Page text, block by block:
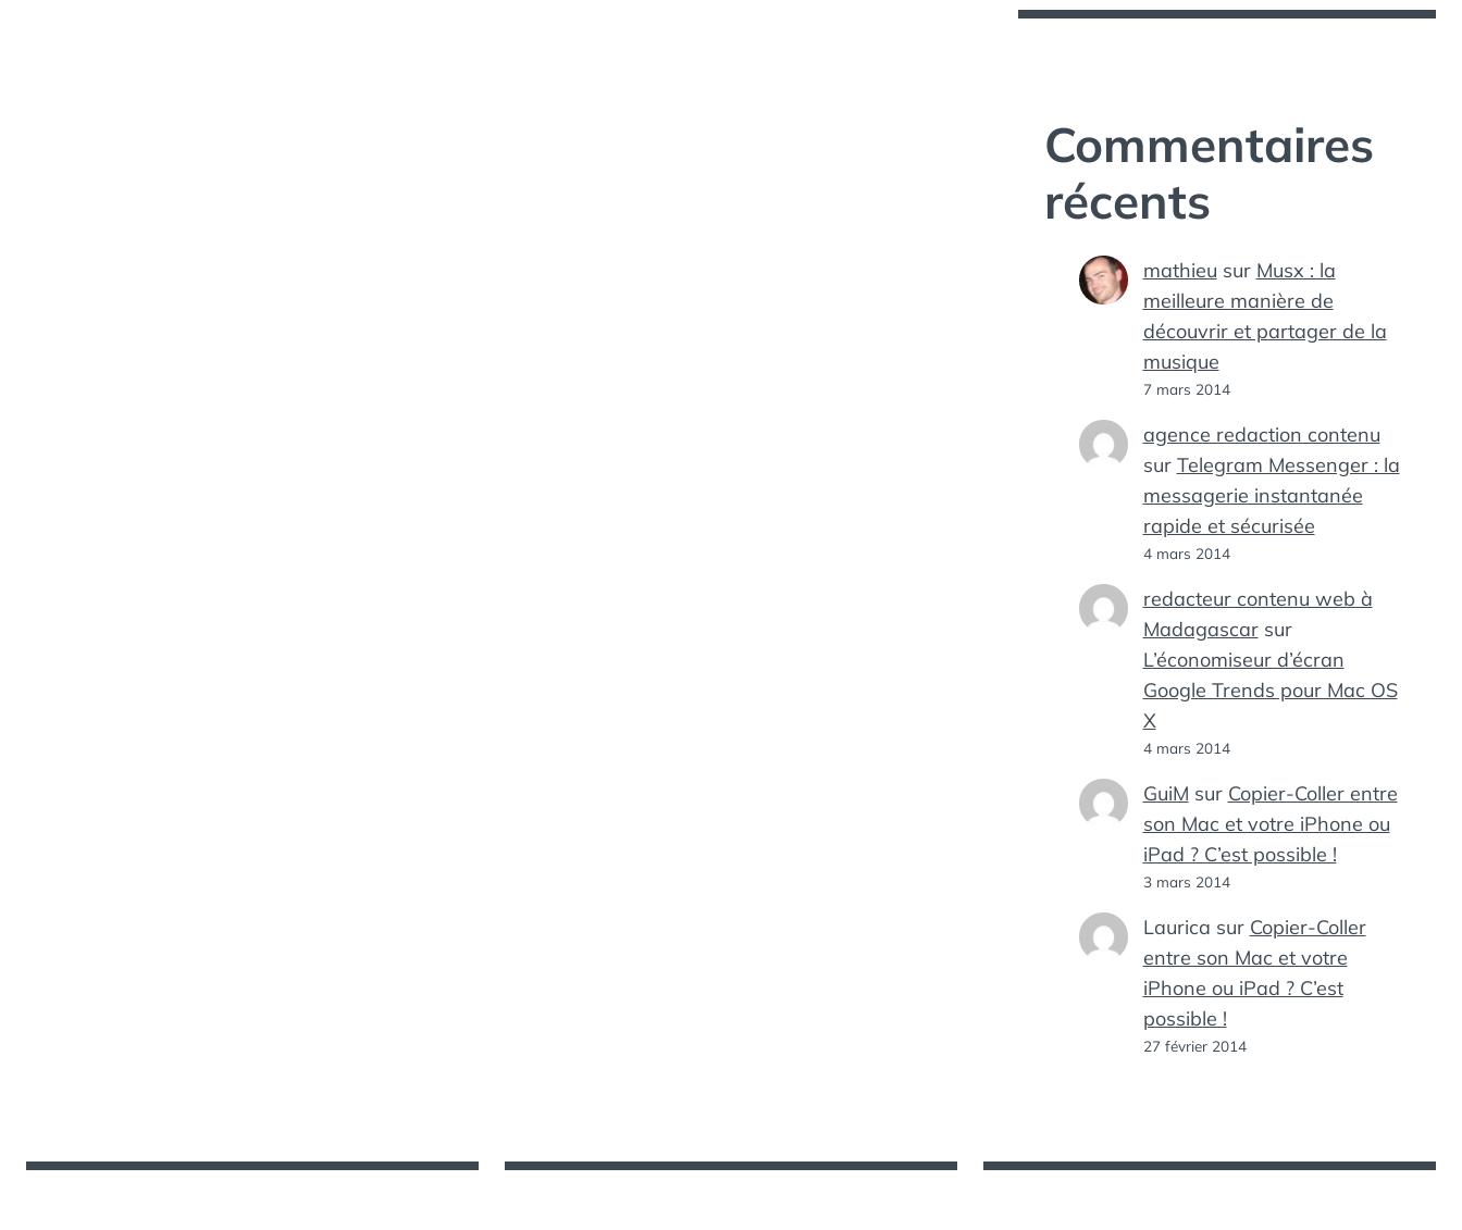
Commentaires
récents
mathieu sur Musx : la
meilleure manière de
découvrir et partager de la
musique
7 mars 2014
agence redaction contenu
sur Telegram Messenger : la
messagerie instantanée
rapide et sécurisée
4 mars 2014
redacteur contenu web à
Madagascarsur
L’économiseur d’écran
Google Trends pour Mac OS
X
4 mars 2014
GuiM sur Copier-Coller entre
son Mac et votre iPhone ou
iPad ? C’est possible !
3 mars 2014
Laurica sur Copier-Coller
entre son Mac et votre
iPhone ou iPad ? C’est
possible !
27 février 2014